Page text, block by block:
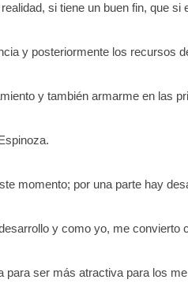
si tiene un buen fin, que si
y posteriormente los recursos
y también armarme en las
momento; por una parte hay
y como yo, me convierto
para ser más atractiva para los